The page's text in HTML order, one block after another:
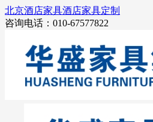
北京酒店家具酒店家具定制
咨询电话：010-67577822